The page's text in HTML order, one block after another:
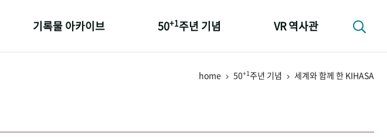
기록물 아카이브 50+1주년 기념
성과 50선
VR 역사관
home 50+1주년 기념 세계와 함께 한 KIHASA